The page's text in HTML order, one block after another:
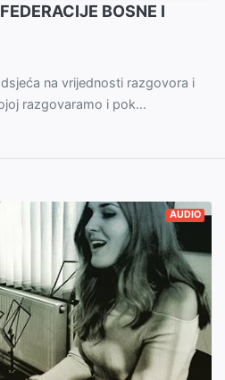
BOSNE I
na vrijednosti razgovora i
razgovaramo i pok...
AUDIO